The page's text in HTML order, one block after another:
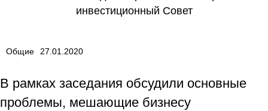
Общие 27.01.2020
В рамках заседания обсудили основные
проблемы, мешающие бизнесу